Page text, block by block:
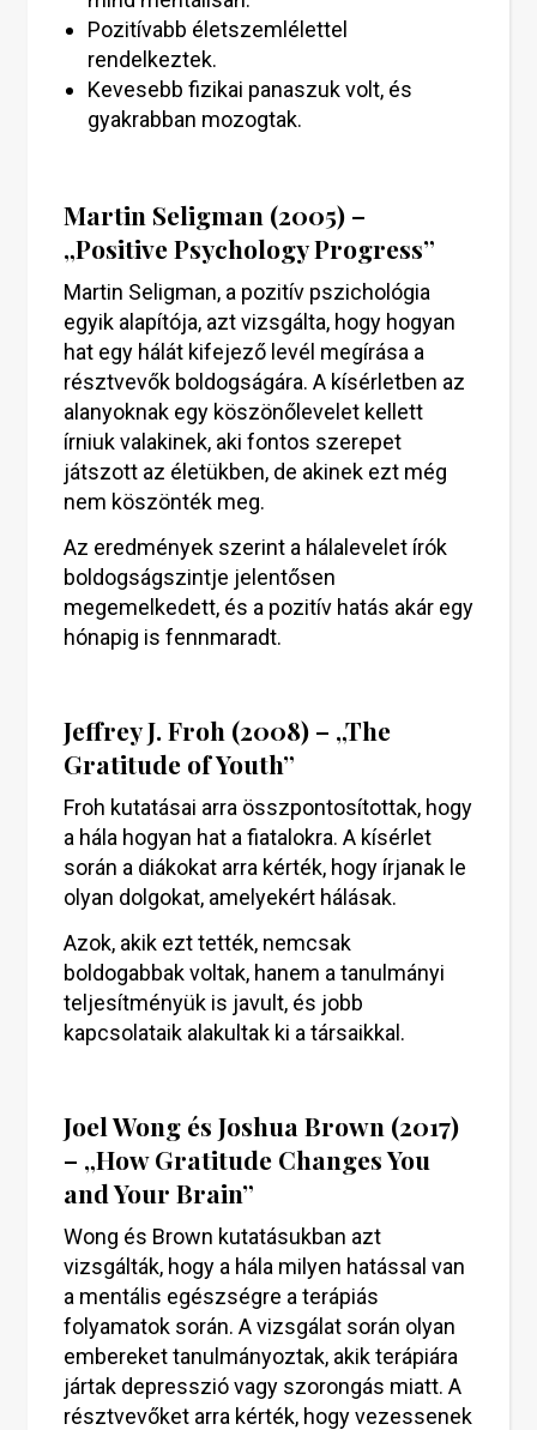
Pozitívabb életszemlélettel
rendelkeztek.
Kevesebb fizikai panaszuk volt, és
gyakrabban mozogtak.
Martin Seligman (2005) –
„Positive Psychology Progress”
Martin Seligman, a pozitív pszichológia
egyik alapítója, azt vizsgálta, hogy hogyan
hat egy hálát kifejező levél megírása a
résztvevők boldogságára. A kísérletben az
alanyoknak egy köszönőlevelet kellett
írniuk valakinek, aki fontos szerepet
játszott az életükben, de akinek ezt még
nem köszönték meg.
Az eredmények szerint a hálalevelet írók
boldogságszintje jelentősen
megemelkedett, és a pozitív hatás akár egy
hónapig is fennmaradt.
Jeffrey J. Froh (2008) – „The
Gratitude of Youth”
Froh kutatásai arra összpontosítottak, hogy
a hála hogyan hat a fiatalokra. A kísérlet
során a diákokat arra kérték, hogy írjanak le
olyan dolgokat, amelyekért hálásak.
Azok, akik ezt tették, nemcsak
boldogabbak voltak, hanem a tanulmányi
teljesítményük is javult, és jobb
kapcsolataik alakultak ki a társaikkal.
Joel Wong és Joshua Brown (2017)
– „How Gratitude Changes You
and Your Brain”
Wong és Brown kutatásukban azt
vizsgálták, hogy a hála milyen hatással van
a mentális egészségre a terápiás
folyamatok során. A vizsgálat során olyan
embereket tanulmányoztak, akik terápiára
jártak depresszió vagy szorongás miatt. A
résztvevőket arra kérték, hogy vezessenek